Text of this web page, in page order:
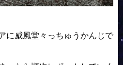
に威風堂々っちゅうかんじで